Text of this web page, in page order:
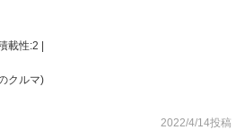
載性:2 |
クルマ)
2022/4/14投稿